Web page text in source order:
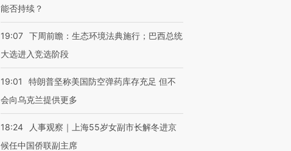
能否持续？
19:07 下周前瞻：生态环境法典施行；巴西总统
大选进入竞选阶段
19:01
特朗普坚称美国防空弹药库存充足 但不
会向乌克兰提供更多
18:24
人事观察｜上海55岁女副市长解冬进京
候任中国侨联副主席